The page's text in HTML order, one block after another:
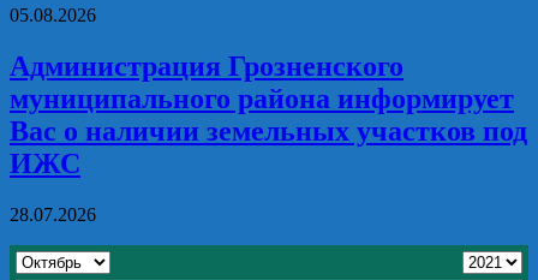
05.08.2026
Администрация Грозненского
муниципального района информирует
Вас о наличии земельных участков под
ИЖС
28.07.2026